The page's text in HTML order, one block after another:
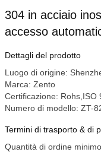
304 in acciaio
accesso
Dettagli del prodotto
Luogo di origine:
Marca: Zento
Certificazione: Rohs,ISO
Numero di modello: ZT-
Termini di trasporto & di
Quantità di ordine